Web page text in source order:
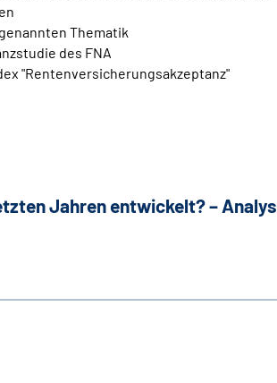
Thematik
des FNA
"Rentenversicherungsakzeptanz"
Jahren entwickelt? –